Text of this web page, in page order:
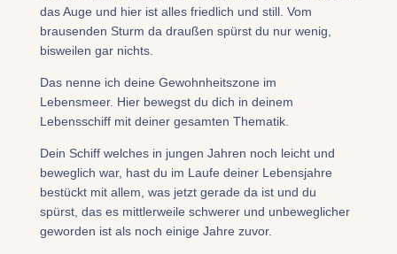
das Auge und hier ist alles friedlich und still. Vom
brausenden Sturm da draußen spürst du nur wenig,
bisweilen gar nichts.
Das nenne ich deine Gewohnheitszone im
Lebensmeer. Hier bewegst du dich in deinem
Lebensschiff mit deiner gesamten Thematik.
Dein Schiff welches in jungen Jahren noch leicht und
beweglich war, hast du im Laufe deiner Lebensjahre
bestückt mit allem, was jetzt gerade da ist und du
spürst, das es mittlerweile schwerer und unbeweglicher
geworden ist als noch einige Jahre zuvor.